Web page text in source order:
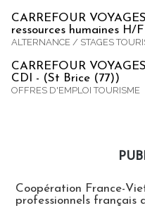
CARREFOUR
ressources humaines H/
ALTERNANCE / STAGES
CARREFOUR
CDI - (St Brice (77))
OFFRES D'EMPLOI TOURISME
Coopération France-
professionnels français